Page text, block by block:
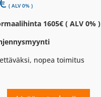
( ALV 0% )
1605€ ( ALV 0% )
nopea toimitus